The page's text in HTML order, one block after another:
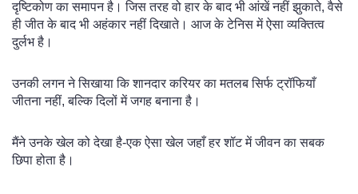
दृष्टिकोण का समापन है। जिस तरह वो हार के बाद भी आंखें नहीं झुकाते, वैसे
ही जीत के बाद भी अहंकार नहीं दिखाते। आज के टेनिस में ऐसा व्यक्तित्व
दुर्लभ है।
उनकी लगन ने सिखाया कि शानदार करियर का मतलब सिर्फ ट्रॉफियाँ
जीतना नहीं, बल्कि दिलों में जगह बनाना है।
मैंने उनके खेल को देखा है-एक ऐसा खेल जहाँ हर शॉट में जीवन का सबक
छिपा होता है।